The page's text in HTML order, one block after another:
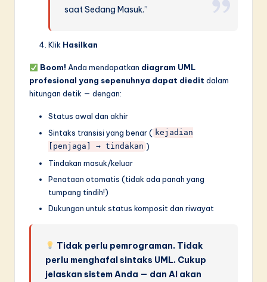
saat Sedang Masuk.”
Klik Hasilkan
Boom! Anda mendapatkan diagram UML
profesional yang sepenuhnya dapat diedit dalam
hitungan detik — dengan:
Status awal dan akhir
Sintaks transisi yang benar ( kejadian
[penjaga] → tindakan )
Tindakan masuk/keluar
Penataan otomatis (tidak ada panah yang
tumpang tindih!)
Dukungan untuk status komposit dan riwayat
Tidak perlu pemrograman. Tidak
perlu menghafal sintaks UML. Cukup
jelaskan sistem Anda — dan AI akan